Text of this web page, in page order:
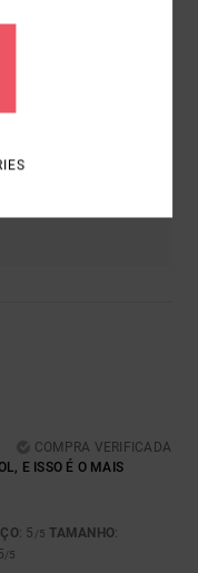
COMPRA VERIFICADA
E ISSO É O MAIS
: 5 /5 TAMANHO:
/5